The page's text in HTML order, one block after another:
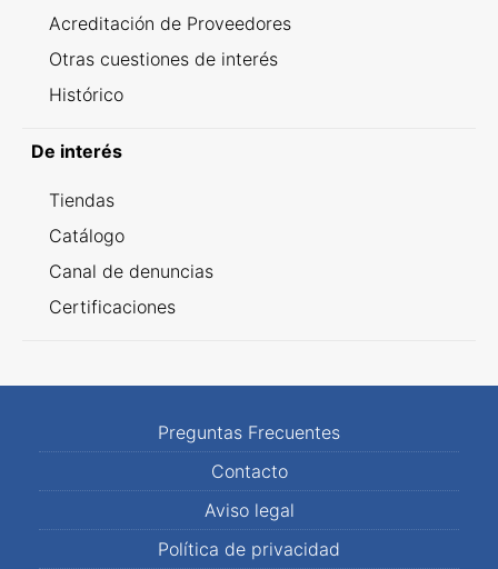
Acreditación de Proveedores
Otras cuestiones de interés
Histórico
De interés
Tiendas
Catálogo
Canal de denuncias
Certificaciones
Preguntas Frecuentes
Contacto
Aviso legal
Política de privacidad